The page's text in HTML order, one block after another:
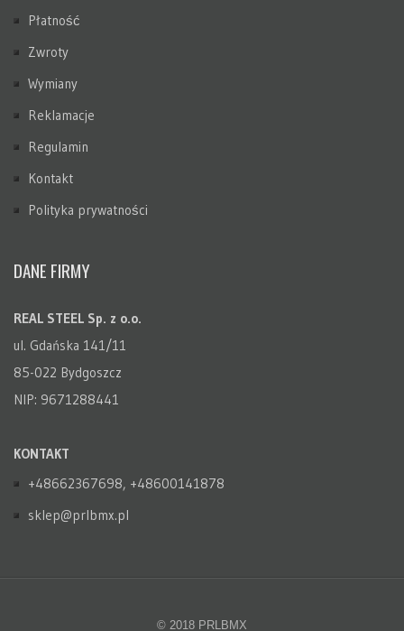
Płatność
Zwroty
Wymiany
Reklamacje
Regulamin
Kontakt
Polityka prywatności
DANE FIRMY
REAL STEEL Sp. z o.o.
ul. Gdańska 141/11
85-022 Bydgoszcz
NIP: 9671288441
KONTAKT
+48662367698, +48600141878
sklep@prlbmx.pl
© 2018 PRLBMX